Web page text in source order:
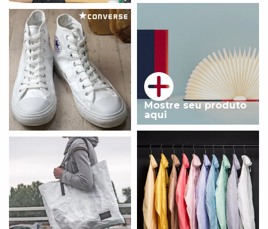
Mostre seu produto
aqui